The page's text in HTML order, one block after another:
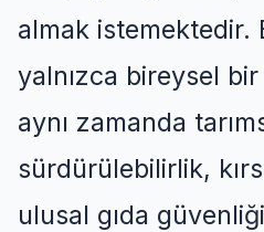
almak istemektedir.
yalnızca bireysel bir
aynı zamanda
sürdürülebilirlik,
ulusal gıda